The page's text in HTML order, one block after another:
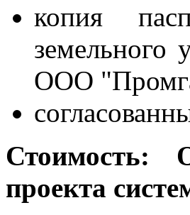
копия
земельного
ООО
Стоимость:
проекта